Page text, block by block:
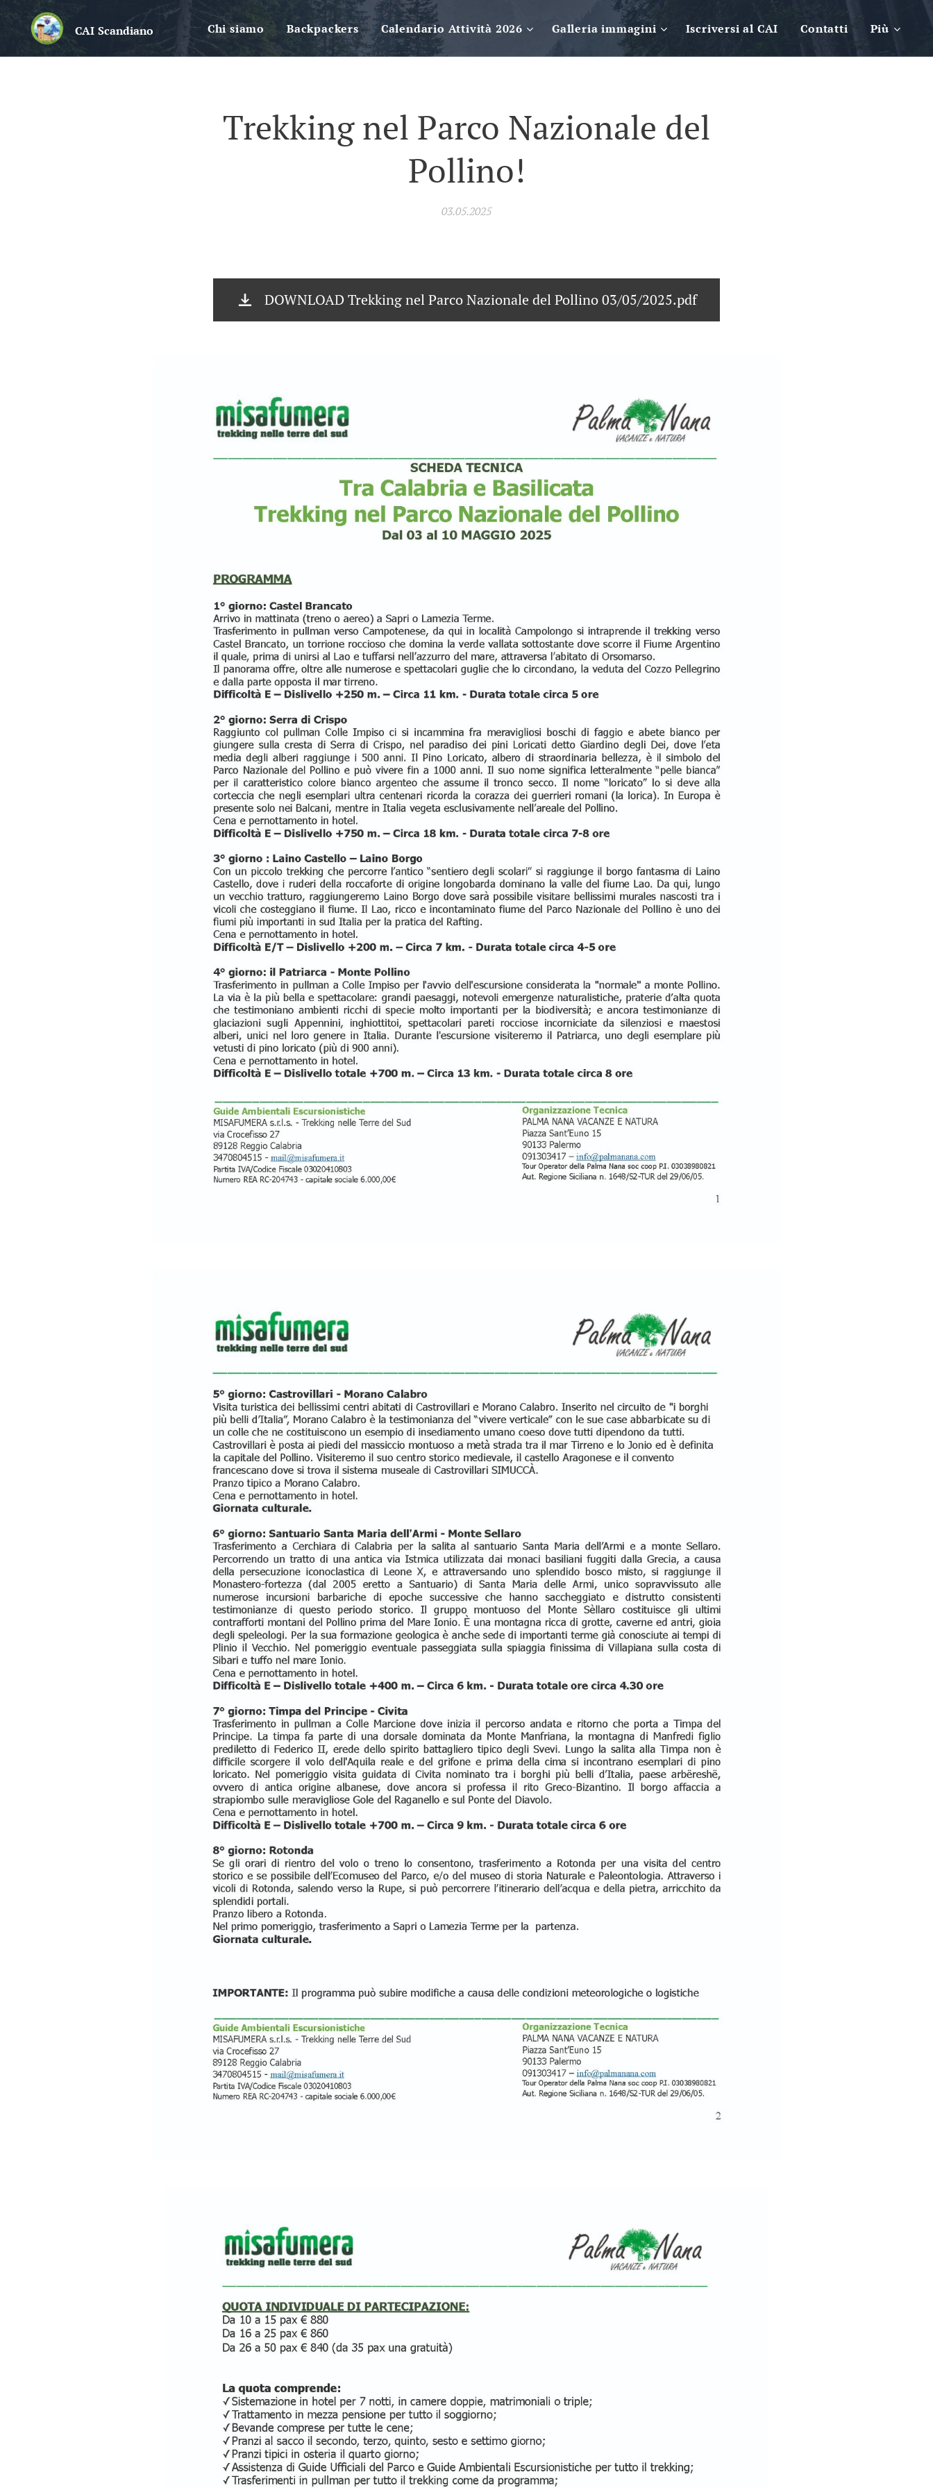
CAI Scandiano Chi siamo Backpackers Calendario Attività 2026 Galleria immagini Iscriversi al CAI Contatti Più
Trekking nel Parco Nazionale del
Pollino!
03.05.2025
DOWNLOAD Trekking nel Parco Nazionale del Pollino 03/05/2025.pdf